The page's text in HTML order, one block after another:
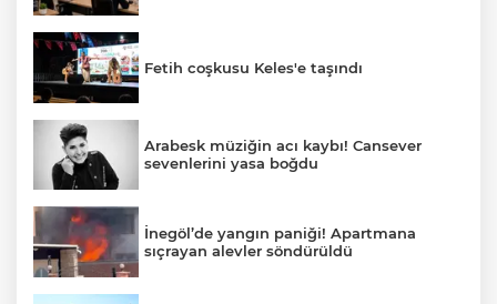
Fetih coşkusu Keles'e taşındı
Arabesk müziğin acı kaybı! Cansever
sevenlerini yasa boğdu
İnegöl’de yangın paniği! Apartmana
sıçrayan alevler söndürüldü